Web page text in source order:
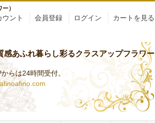
）
ウント 会員登録 ログイン カートを見る
感あふれ暮らし彩るクラスアップフラワー
らは24時間受付。